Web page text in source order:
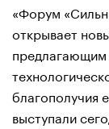
«Форум
открывает
благополучия
выступали